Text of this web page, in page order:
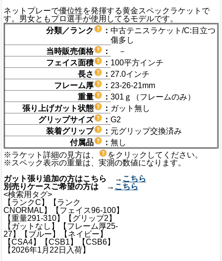
ネットプレーで優位性を発揮する黄金スペックラケットで
す。男女ともプロ選手が使用してるモデルです。
分類／ランク
： 中古テニスラケット/C:目立つ
傷多し
当時販売価格
：
－
フェイス面積
： 100平方インチ
長さ
： 27.0インチ
フレーム厚
： 23-26-21mm
重量
： 301ｇ（フレームのみ）
張り上げガット状態
： ガット無し
グリップサイズ
： G2
装着グリップ
： 元グリップ交換済み
付属品
： 無し
※ラケット詳細の見方は、
をクリックしてください。
※スペック表示の重量は、実測の数値になります。
ガット張り追加の方はこちら → こちら
別売りケースご希望の方は → こちら
<検索用タグ>
【ランクC】【ランク
CNORMAL】【フェイス96-100】
【重量291-310】【グリップ2】
【ガットなし】【フレーム厚25-
27】【ブルー】【ネイビー】
【CSA4】【CSB1】【CSB6】
【2026年1月22日入荷】